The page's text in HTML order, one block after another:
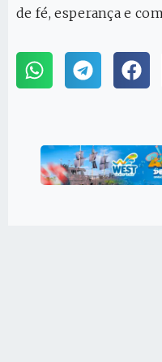
de fé, esperança e